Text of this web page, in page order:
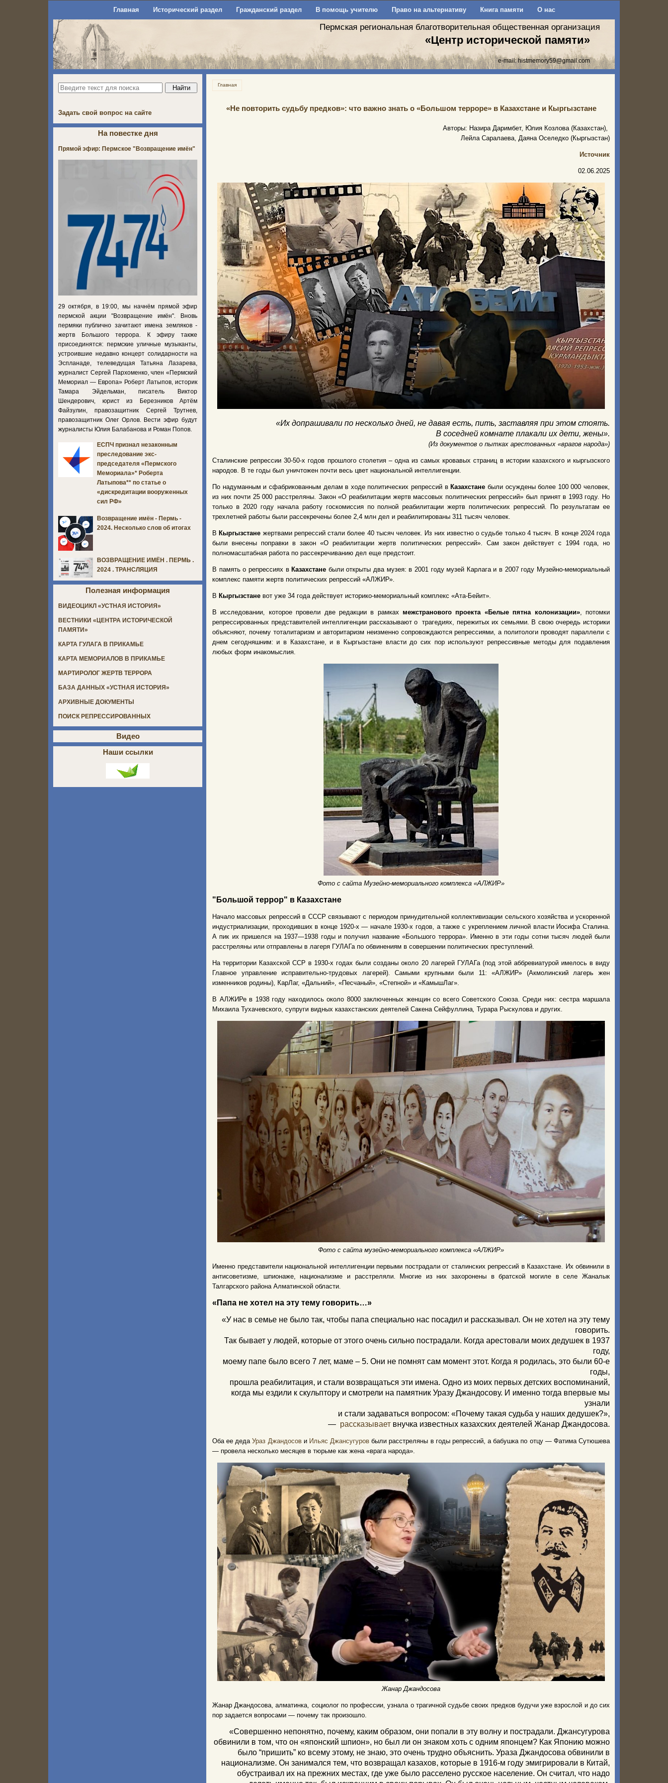
Главная Исторический раздел Гражданский раздел В помощь учителю Право на альтернативу Книга памяти О нас
Пермская региональная благотворительная общественная организация
«Центр исторической памяти»
e-mail:histmemory59@gmail.com
Главная
«Не повторить судьбу предков»: что важно знать о «Большом терроре» в Казахстане и Кыргызстане
Авторы: Назира Даримбет, Юлия Козлова (Казахстан),
Лейла Саралаева, Даяна Оселедко (Кыргызстан)
Источник
02.06.2025
«Их допрашивали по несколько дней, не давая есть, пить, заставляя при этом стоять.
В соседней комнате плакали их дети, жены».
(Из документов о пытках арестованных «врагов народа»)
Сталинские репрессии 30-50-х годов прошлого столетия – одна из самых кровавых страниц в истории казахского и кыргызского
народов. В те годы был уничтожен почти весь цвет национальной интеллигенции.
По надуманным и сфабрикованным делам в ходе политических репрессий в Казахстане были осуждены более 100 000 человек,
из них почти 25 000 расстреляны. Закон «О реабилитации жертв массовых политических репрессий» был принят в 1993 году. Но
только в 2020 году начала работу госкомиссия по полной реабилитации жертв политических репрессий. По результатам ее
трехлетней работы были рассекречены более 2,4 млн дел и реабилитированы 311 тысяч человек.
В Кыргызстане жертвами репрессий стали более 40 тысяч человек. Из них известно о судьбе только 4 тысяч. В конце 2024 года
были внесены поправки в закон «О реабилитации жертв политических репрессий». Сам закон действует с 1994 года, но
полномасштабная работа по рассекречиванию дел еще предстоит.
В память о репрессиях в Казахстане были открыты два музея: в 2001 году музей Карлага и в 2007 году Музейно-мемориальный
комплекс памяти жертв политических репрессий «АЛЖИР».
В Кыргызстане вот уже 34 года действует историко-мемориальный комплекс «Ата-Бейит».
В исследовании, которое провели две редакции в рамкахмежстранового проекта «Белые пятна колонизации», потомки
репрессированных представителей интеллигенции рассказывают о трагедиях, пережитых их семьями. В свою очередь историки
объясняют, почему тоталитаризм и авторитаризм неизменно сопровождаются репрессиями, а политологи проводят параллели с
днем сегодняшним: и в Казахстане, и в Кыргызстане власти до сих пор используют репрессивные методы для подавления
любых форм инакомыслия.
Фото с сайта Музейно-мемориального комплекса «АЛЖИР»
"Большой террор" в Казахстане
Начало массовых репрессий в СССР связывают с периодом принудительной коллективизации сельского хозяйства и ускоренной
индустриализации, проходивших в конце 1920-х — начале 1930-х годов, а также с укреплением личной власти Иосифа Сталина.
А пик их пришелся на 1937—1938 годы и получил название «Большого террора». Именно в эти годы сотни тысяч людей были
расстреляны или отправлены в лагеря ГУЛАГа по обвинениям в совершении политических преступлений.
На территории Казахской ССР в 1930-х годах были созданы около 20 лагерей ГУЛАГа (под этой аббревиатурой имелось в виду
Главное управление исправительно-трудовых лагерей). Самыми крупными были 11: «АЛЖИР» (Акмолинский лагерь жен
изменников родины), КарЛаг, «Дальний», «Песчаный», «Степной» и «КамышЛаг».
В АЛЖИРе в 1938 году находилось около 8000 заключенных женщин со всего Советского Союза. Среди них: сестра маршала
Михаила Тухачевского, супруги видных казахстанских деятелей Сакена Сейфуллина, Турара Рыскулова и других.
Фото с сайта музейно-мемориального комплекса «АЛЖИР»
Именно представители национальной интеллигенции первыми пострадали от сталинских репрессий в Казахстане. Их обвинили в
антисоветизме, шпионаже, национализме и расстреляли. Многие из них захоронены в братской могиле в селе Жаналык
Талгарского района Алматинской области.
« Папа не хотел на эту тему говорить…»
«У нас в семье не было так, чтобы папа специально нас посадил и рассказывал. Он не хотел на эту тему
говорить.
Так бывает у людей, которые от этого очень сильно пострадали. Когда арестовали моих дедушек в 1937
году,
моему папе было всего 7 лет, маме – 5. Они не помнят сам момент этот. Когда я родилась, это были 60-е
годы,
прошла реабилитация, и стали возвращаться эти имена. Одно из моих первых детских воспоминаний,
когда мы ездили к скульптору и смотрели на памятник Уразу Джандосову. И именно тогда впервые мы
узнали
и стали задаваться вопросом: «Почему такая судьба у наших дедушек?»,
— рассказывает внучка известных казахских деятелей Жанар Джандосова.
Оба ее дедаУраз Джандосови Ильяс Джансугуров были расстреляны в годы репрессий, а бабушка по отцу — Фатима Сутюшева
— провела несколько месяцев в тюрьме как жена «врага народа».
Жанар Джандосова
Жанар Джандосова, алматинка, социолог по профессии, узнала о трагичной судьбе своих предков будучи уже взрослой и до сих
пор задается вопросами — почему так произошло.
«Совершенно непонятно, почему, каким образом, они попали в эту волну и пострадали. Джансугурова
обвинили в том, что он «японский шпион», но был ли он знаком хоть с одним японцем? Как Японию можно
было “пришить” ко всему этому, не знаю, это очень трудно объяснить. Ураза Джандосова обвинили в
национализме. Он занимался тем, что возвращал казахов, которые в 1916-м году эмигрировали в Китай,
обустраивал их на прежних местах, где уже было расселено русское население. Он считал, что надо
Задать свой вопрос на сайте
На повестке дня
Прямой эфир: Пермское "Возвращение имён"
29 октября, в 19:00, мы начнём прямой эфир
пермской акции "Возвращение имён". Вновь
пермяки публично зачитают имена земляков -
жертв Большого террора. К эфиру также
присоединятся: пермские уличные музыканты,
устроившие недавно концерт солидарности на
Эспланаде, телеведущая Татьяна Лазарева,
журналист Сергей Пархоменко, член «Пермский
Мемориал — Европа» Роберт Латыпов, историк
Тамара Эйдельман, писатель Виктор
Шендерович, юрист из Березников Артём
Файзулин, правозащитник Сергей Трутнев,
правозащитник Олег Орлов. Вести эфир будут
журналисты Юлия Балабанова и Роман Попов.
ЕСПЧ признал незаконным
преследование экс-
председателя «Пермского
Мемориала»* Роберта
Латыпова** по статье о
«дискредитации вооруженных
сил РФ»
Возвращение имён - Пермь -
2024. Несколько слов об итогах
ВОЗВРАЩЕНИЕ ИМЁН . ПЕРМЬ .
2024 . ТРАНСЛЯЦИЯ
Полезная информация
ВИДЕОЦИКЛ «УСТНАЯ ИСТОРИЯ»
ВЕСТНИКИ «ЦЕНТРА ИСТОРИЧЕСКОЙ
ПАМЯТИ»
КАРТА ГУЛАГА В ПРИКАМЬЕ
КАРТА МЕМОРИАЛОВ В ПРИКАМЬЕ
МАРТИРОЛОГ ЖЕРТВ ТЕРРОРА
БАЗА ДАННЫХ «УСТНАЯ ИСТОРИЯ»
АРХИВНЫЕ ДОКУМЕНТЫ
ПОИСК РЕПРЕССИРОВАННЫХ
Видео
Наши ссылки